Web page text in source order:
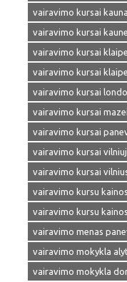
vairavimo kursai
vairavimo kursai
vairavimo kursai
vairavimo kursai
vairavimo kursai
vairavimo kursai
vairavimo kursai
vairavimo kursai
vairavimo kursai
vairavimo kursu kainos
vairavimo kursu
vairavimo menas
vairavimo mokykla
vairavimo mokykla